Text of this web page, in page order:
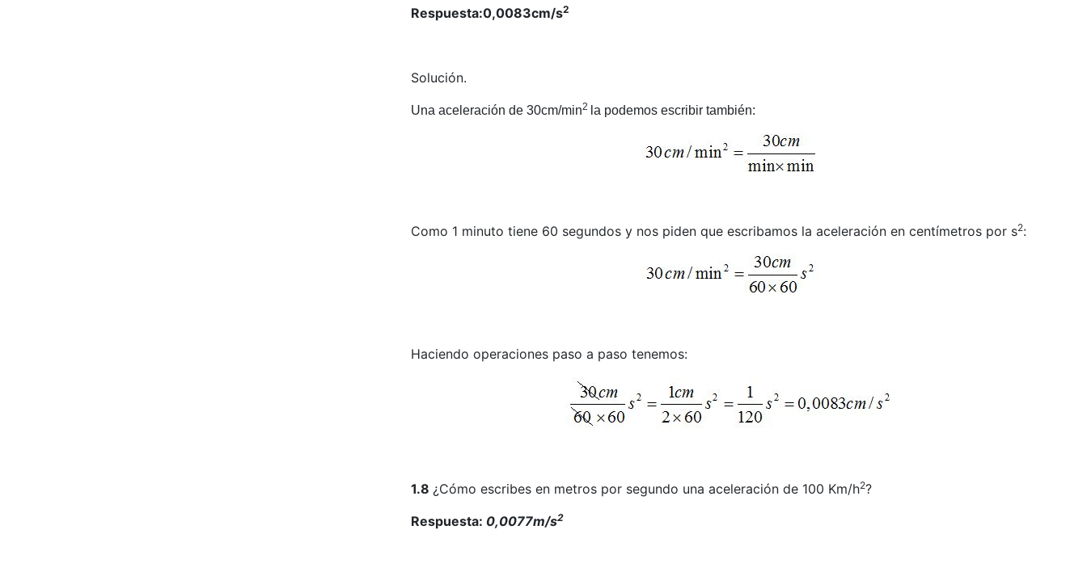
Respuesta:0,0083cm/s2
Solución.
Una aceleración de 30cm/min2 la podemos escribir también:
Como 1 minuto tiene 60 segundos y nos piden que escribamos la aceleración en centímetros por s2:
Haciendo operaciones paso a paso tenemos:
1.8 ¿Cómo escribes en metros por segundo una aceleración de 100 Km/h2?
Respuesta: 0,0077m/s2